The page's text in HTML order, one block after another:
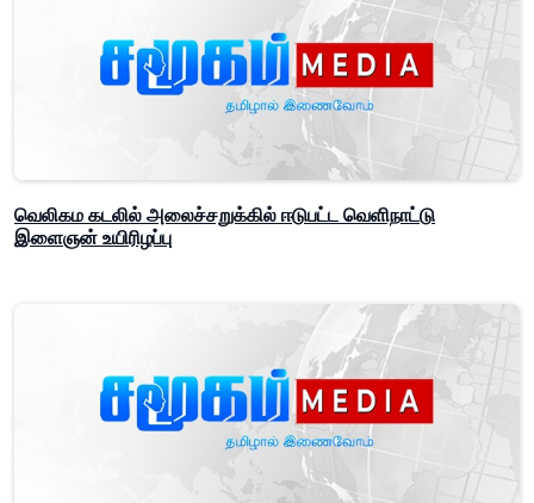
வெலிகம கடலில் அலைச்சறுக்கில் ஈடுபட்ட வெளிநாட்டு
இளைஞன் உயிரிழப்பு